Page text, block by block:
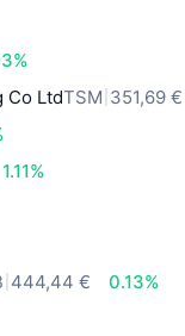
Co LtdTSM 351,69 €
1.11%
444,44 €
0.13%